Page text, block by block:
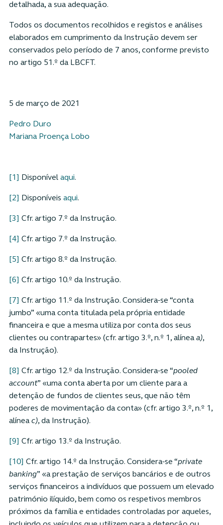
detalhada, a sua adequação.
Todos os documentos recolhidos e registos e análises
elaborados em cumprimento da Instrução devem ser
conservados pelo período de 7 anos, conforme previsto
no artigo 51.º da LBCFT.
5 de março de 2021
Pedro Duro
Mariana Proença Lobo
[1] Disponível aqui.
[2] Disponíveis aqui.
[3] Cfr. artigo 7.º da Instrução.
[4] Cfr. artigo 7.º da Instrução.
[5] Cfr. artigo 8.º da Instrução.
[6] Cfr. artigo 10.º da Instrução.
[7]
Cfr. artigo 11.º da Instrução. Considera-se “conta
jumbo” «uma conta titulada pela própria entidade
financeira e que a mesma utiliza por conta dos seus
clientes ou contrapartes» (cfr. artigo 3.º, n.º 1, alíneaa),
da Instrução).
[8] Cfr. artigo 12.º da Instrução. Considera-se “pooled
account” «uma conta aberta por um cliente para a
detenção de fundos de clientes seus, que não têm
poderes de movimentação da conta» (cfr. artigo 3.º, n.º 1,
alíneac), da Instrução).
[9] Cfr. artigo 13.º da Instrução.
[10] Cfr. artigo 14.º da Instrução. Considera-se “private
banking” «a prestação de serviços bancários e de outros
serviços financeiros a indivíduos que possuem um elevado
património ilíquido, bem como os respetivos membros
próximos da família e entidades controladas por aqueles,